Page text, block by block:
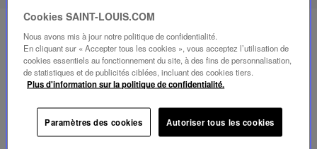
CONTACT
Notre service client se tient à votre disposition du lundi
Cookies SAINT-LOUIS.COM
Nous avons mis à jour notre politique de confidentialité.
En cliquant sur « Accepter tous les cookies », vous acceptez l’utilisation de
cookies essentiels au fonctionnement du site, à des fins de personnalisation,
de statistiques et de publicités ciblées, incluant des cookies tiers.
Plus d'information sur la politique de confidentialité.
Paramètres des cookies Autoriser tous les cookies